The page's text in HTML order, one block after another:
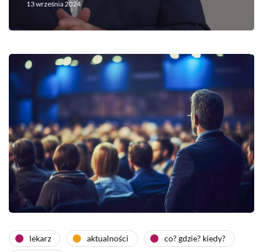
13 września 2024
lekarz aktualności
co? gdzie? kiedy?